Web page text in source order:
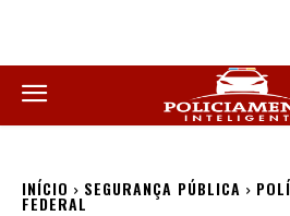
INÍCIO SEGURANÇA PÚBLICA
FEDERAL